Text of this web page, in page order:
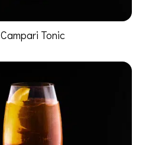
Campari Tonic